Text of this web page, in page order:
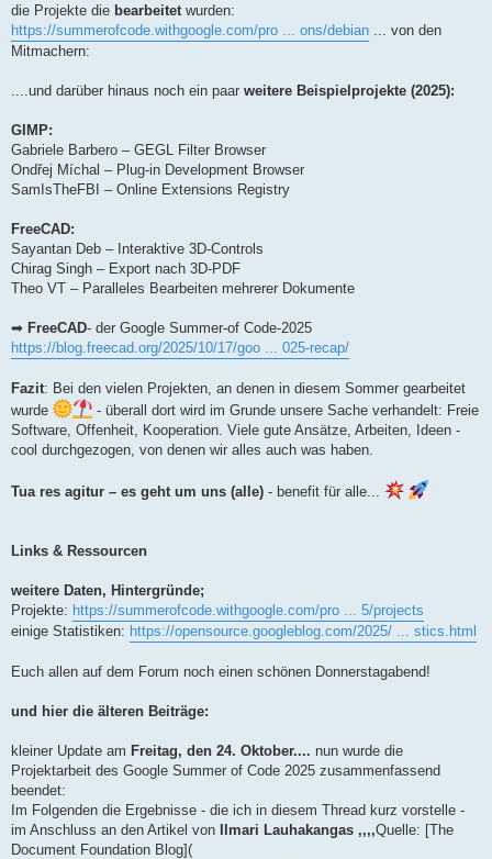
die Projekte die bearbeitet wurden:
https://summerofcode.withgoogle.com/pro ... ons/debian ... von den
Mitmachern:
....und darüber hinaus noch ein paar weitere Beispielprojekte (2025):
GIMP:
Gabriele Barbero – GEGL Filter Browser
Ondřej Míchal – Plug-in Development Browser
SamIsTheFBI – Online Extensions Registry
FreeCAD:
Sayantan Deb – Interaktive 3D-Controls
Chirag Singh – Export nach 3D-PDF
Theo VT – Paralleles Bearbeiten mehrerer Dokumente
➡ FreeCAD- der Google Summer-of Code-2025
https://blog.freecad.org/2025/10/17/goo ... 025-recap/
Fazit: Bei den vielen Projekten, an denen in diesem Sommer gearbeitet
wurde
- überall dort wird im Grunde unsere Sache verhandelt: Freie
Software, Offenheit, Kooperation. Viele gute Ansätze, Arbeiten, Ideen -
cool durchgezogen, von denen wir alles auch was haben.
Tua res agitur – es geht um uns (alle) - benefit für alle...
Links & Ressourcen
weitere Daten, Hintergründe;
Projekte: https://summerofcode.withgoogle.com/pro ... 5/projects
einige Statistiken: https://opensource.googleblog.com/2025/ ... stics.html
Euch allen auf dem Forum noch einen schönen Donnerstagabend!
und hier die älteren Beiträge:
kleiner Update am Freitag, den 24. Oktober.... nun wurde die
Projektarbeit des Google Summer of Code 2025 zusammenfassend
beendet:
Im Folgenden die Ergebnisse - die ich in diesem Thread kurz vorstelle -
im Anschluss an den Artikel von Ilmari Lauhakangas ,,,,Quelle: [The
Document Foundation Blog](